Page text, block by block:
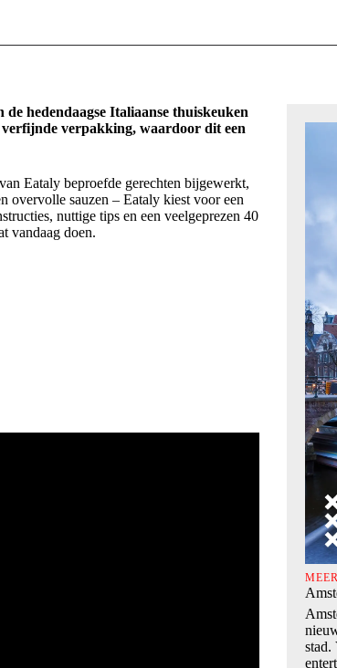
hedendaagse Italiaanse thuiskeuken
verfijnde verpakking, waardoor dit een
Eataly beproefde gerechten bijgewerkt,
overvolle sauzen – Eataly kiest voor een
nuttige tips en een veelgeprezen 40
vandaag doen.
stad.